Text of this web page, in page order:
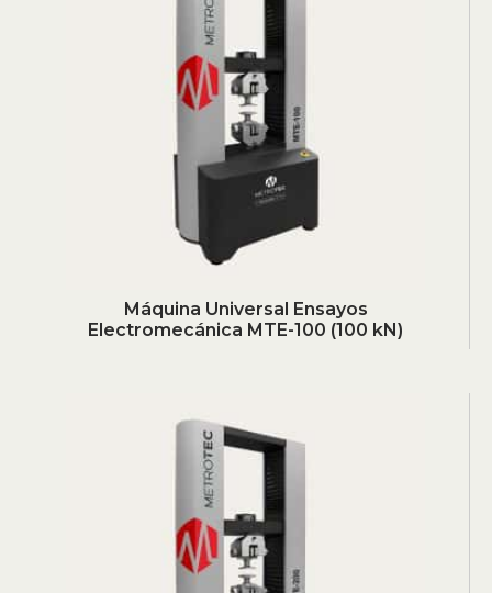
Máquina Universal Ensayos
Electromecánica MTE-100 (100 kN)